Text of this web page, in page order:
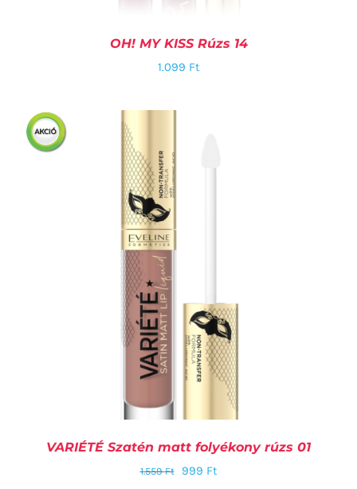
KOSÁRBA TESZEM
OH! MY KISS Rúzs 14
1.099 Ft
VARIÉTÉ Szatén matt folyékony rúzs 01
1.559Ft 999 Ft